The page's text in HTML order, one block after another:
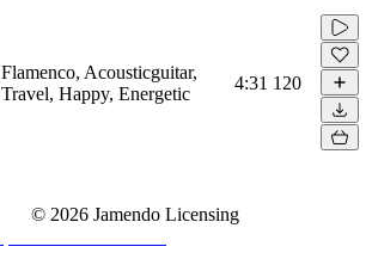
Flamenco, Acousticguitar,
Travel, Happy, Energetic
4:31 120
© 2026 Jamendo Licensing